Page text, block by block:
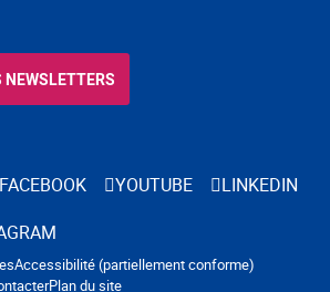
FACEBOOK YOUTUBE
LINKEDIN
NEWSLETTERS
Accessibilité (partiellement conforme)
Plan du site